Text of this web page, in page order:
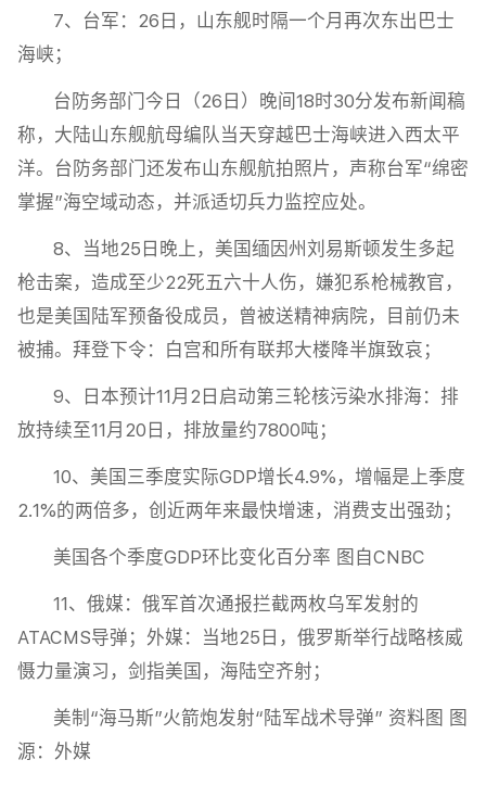
7、台军：26日，山东舰时隔一个月再次东出巴士
海峡；
台防务部门今日（26日）晚间18时30分发布新闻稿
称，大陆山东舰航母编队当天穿越巴士海峡进入西太平
洋。台防务部门还发布山东舰航拍照片，声称台军“绵密
掌握”海空域动态，并派适切兵力监控应处。
8、当地25日晚上，美国缅因州刘易斯顿发生多起
枪击案，造成至少22死五六十人伤，嫌犯系枪械教官，
也是美国陆军预备役成员，曾被送精神病院，目前仍未
被捕。拜登下令：白宫和所有联邦大楼降半旗致哀；
9、日本预计11月2日启动第三轮核污染水排海：排
放持续至11月20日，排放量约7800吨；
10、美国三季度实际GDP增长4.9%，增幅是上季度
2.1%的两倍多，创近两年来最快增速，消费支出强劲；
美国各个季度GDP环比变化百分率 图自CNBC
11、俄媒：俄军首次通报拦截两枚乌军发射的
ATACMS导弹；外媒：当地25日，俄罗斯举行战略核威
慑力量演习，剑指美国，海陆空齐射；
美制“海马斯”火箭炮发射“陆军战术导弹” 资料图 图
源：外媒